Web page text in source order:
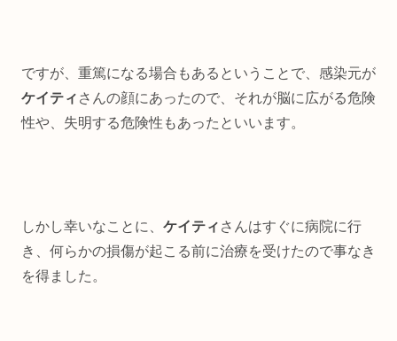
ですが、重篤になる場合もあるということで、感染元が
ケイティ さんの顔にあったので、それが脳に広がる危険
性や、失明する危険性もあったといいます。
しかし幸いなことに、 ケイティ さんはすぐに病院に行
き、何らかの損傷が起こる前に治療を受けたので事なき
を得ました。